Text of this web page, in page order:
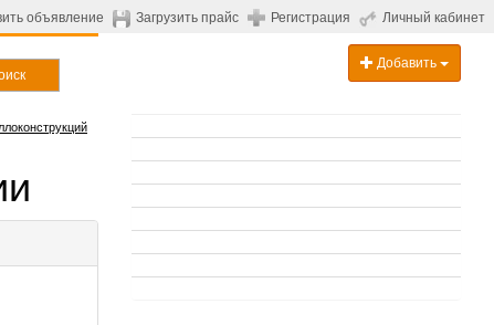
объявление Загрузить прайс Регистрация Личный кабинет
Добавить